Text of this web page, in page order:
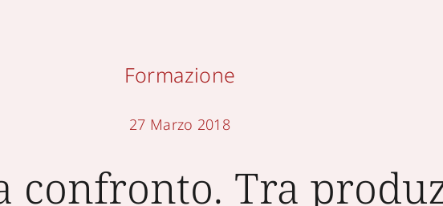
Formazione
27 Marzo 2018
confronto. Tra